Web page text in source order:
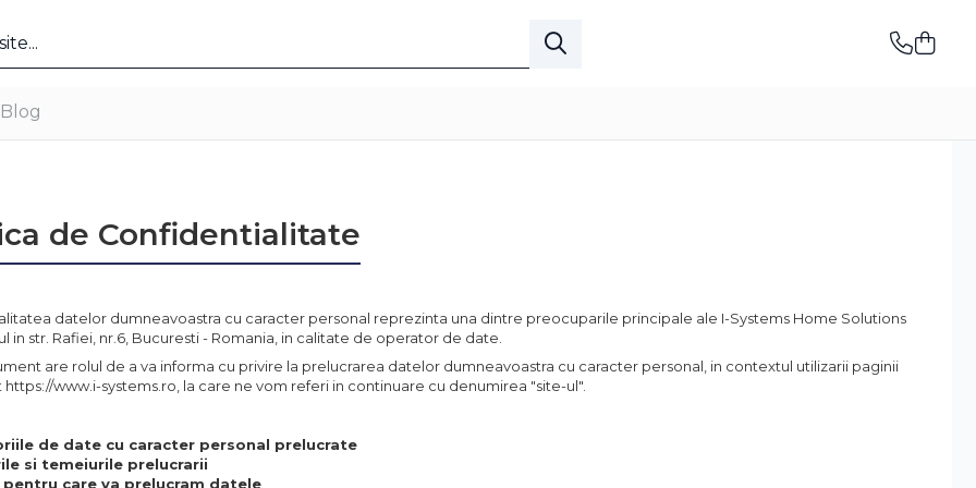
Blog
de Confidentialitate
datelor dumneavoastra cu caracter personal reprezinta una dintre preocuparile principale ale I-Systems Home Solutions
in str. Rafiei, nr.6, Bucuresti - Romania, in calitate de operator de date.
are rolul de a va informa cu privire la prelucrarea datelor dumneavoastra cu caracter personal, in contextul utilizarii paginii
www.i-systems.ro, la care ne vom referi in continuare cu denumirea "site-ul".
de date cu caracter personal prelucrate
si temeiurile prelucrarii
pentru care va prelucram datele